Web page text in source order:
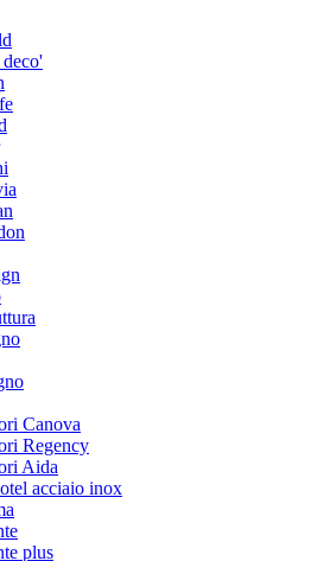
Canova
Regency
Aida
acciaio inox
plus